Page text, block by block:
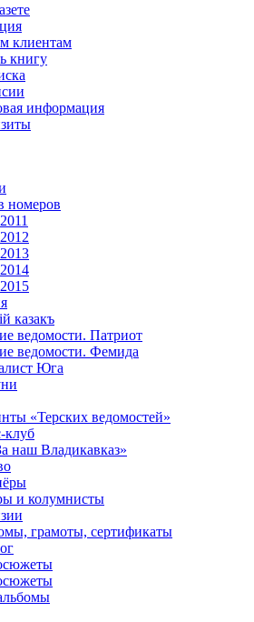
клиентам
книгу
информация
номеров
2011
2012
2013
2014
2015
казакъ
ведомости. Патриот
ведомости. Фемида
Юга
«Терских ведомостей»
клуб
наш Владикавказ»
и колумнисты
грамоты, сертификаты